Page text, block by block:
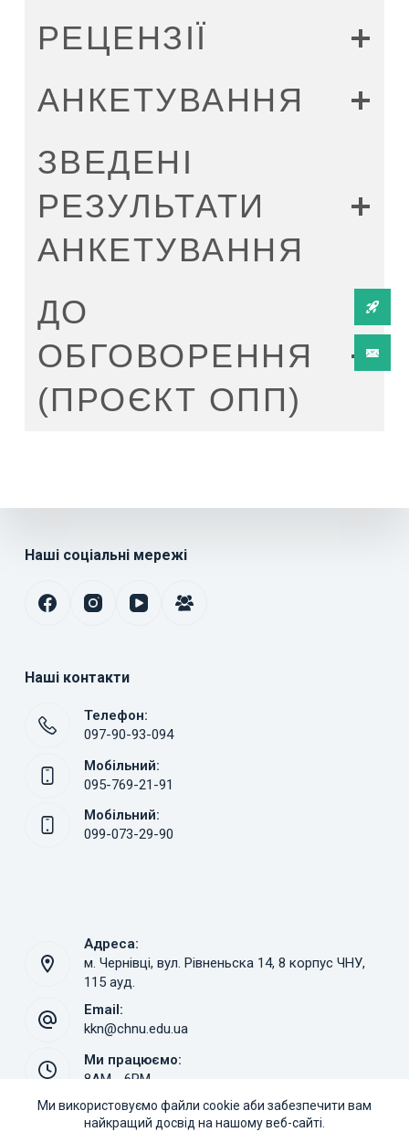
Ми використовуємо файли cookie аби забезпечити вам
найкращий досвід на нашому веб-сайті.
РЕЦЕНЗІЇ
АНКЕТУВАННЯ
ЗВЕДЕНІ
РЕЗУЛЬТАТИ
АНКЕТУВАННЯ
ДО
ОБГОВОРЕННЯ
(ПРОЄКТ ОПП)
Наші соціальні мережі
Наші контакти
Телефон:
097-90-93-094
Мобільний:
095-769-21-91
Мобільний:
099-073-29-90
Адреса:
м. Чернівці, вул. Рівненьска 14, 8 корпус ЧНУ,
115 ауд.
Email:
kkn@chnu.edu.ua
Ми працюємо:
8AM - 6PM